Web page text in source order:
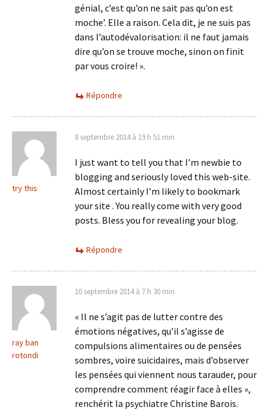
génial, c’est qu’on ne sait pas qu’on est
moche’. Elle a raison. Cela dit, je ne suis pas
dans l’autodévalorisation: il ne faut jamais
dire qu’on se trouve moche, sinon on finit
par vous croire! ».
Répondre
try this
8 septembre 2014 à 19 h 51 min
I just want to tell you that I’m newbie to
blogging and seriously loved this web-site.
Almost certainly I’m likely to bookmark
your site . You really come with very good
posts. Bless you for revealing your blog.
Répondre
ray ban
rotondi
10 septembre 2014 à 7 h 30 min
« Il ne s’agit pas de lutter contre des
émotions négatives, qu’il s’agisse de
compulsions alimentaires ou de pensées
sombres, voire suicidaires, mais d’observer
les pensées qui viennent nous tarauder, pour
comprendre comment réagir face à elles »,
renchérit la psychiatre Christine Barois.